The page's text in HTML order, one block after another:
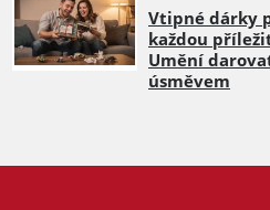
Vtipné dárky
každou
Umění
úsměvem